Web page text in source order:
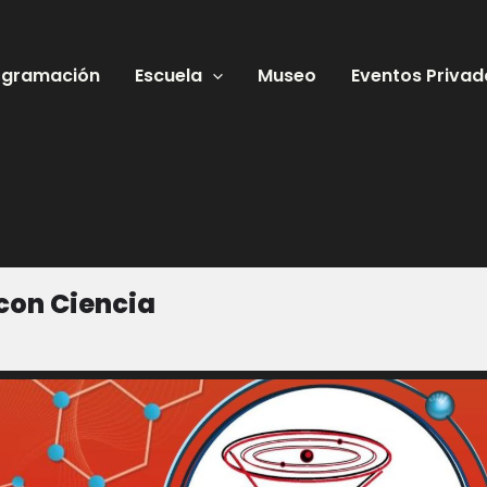
Escuela Museo Eventos
Ciencia